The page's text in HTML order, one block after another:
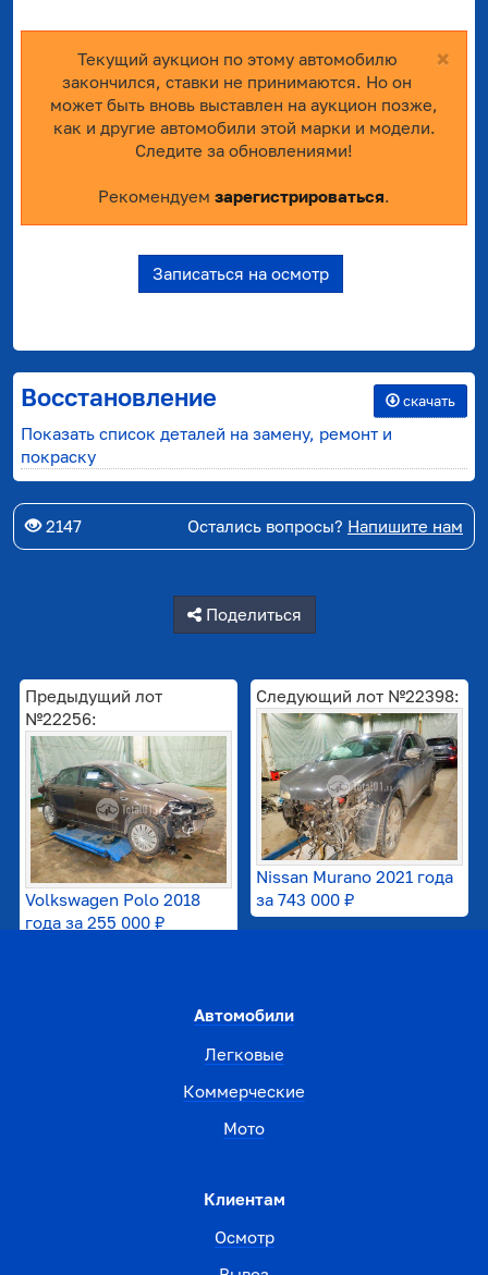
×
Текущий аукцион по этому автомобилю
закончился, ставки не принимаются. Но он
может быть вновь выставлен на аукцион позже,
как и другие автомобили этой марки и модели.
Следите за обновлениями!
Рекомендуем зарегистрироваться.
Записаться на осмотр
Восстановление скачать
Показать список деталей на замену, ремонт и
покраску
2147 Остались вопросы? Напишите нам
Поделиться
Предыдущий лот
№22256:
Volkswagen Polo 2018
года за 255 000 ₽
Следующий лот №22398:
Nissan Murano 2021 года
за 743 000 ₽
Автомобили
Легковые
Коммерческие
Мото
Клиентам
Осмотр